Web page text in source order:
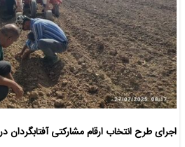
اجرای طرح انتخاب ارقام مشارکتی آفتابگردان